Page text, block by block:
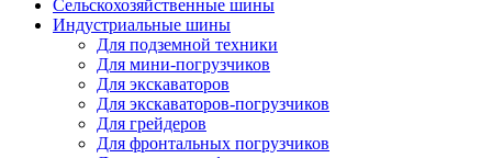
Сельскохозяйственные шины
Индустриальные шины
Для подземной техники
Для мини-погрузчиков
Для экскаваторов
Для экскаваторов-погрузчиков
Для грейдеров
Для фронтальных погрузчиков